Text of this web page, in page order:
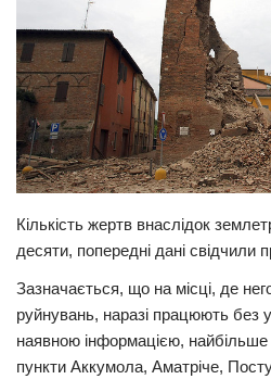
Світ
Цікаво
Наука
Технології
Історії
Рецепти
Привітання
Здоров’я
Події
Кримінал
Кількість жертв внаслідок
десяти, попередні дані свідчили
Зазначається, що на місці, де
руйнувань, наразі працюють без
наявною інформацією,
пункти Аккумола, Аматріче,